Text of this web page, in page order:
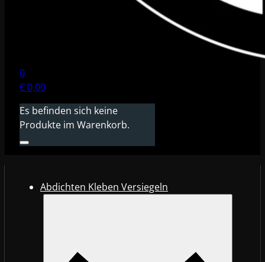
0
€0,00
Es befinden sich keine
Produkte im Warenkorb.
Abdichten Kleben Versiegeln